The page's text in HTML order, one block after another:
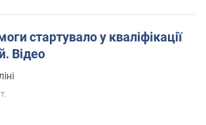
стартувало у кваліфікації
Відео